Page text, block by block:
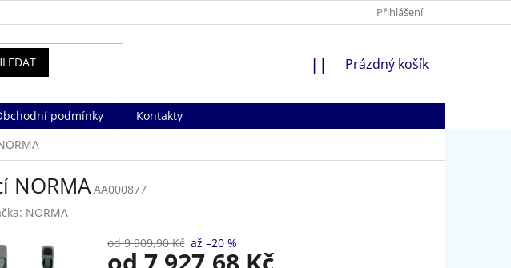
Přihlášení
NÁKUPNÍ
Prázdný košík
podmínky
Kontakty
NORMA AA000877
NORMA
od 9 909,90 Kč až –20 %